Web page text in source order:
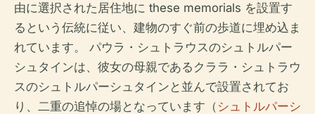
由に選択された居住地に these memorials を設置す
るという伝統に従い、建物のすぐ前の歩道に埋め込ま
れています。 パウラ・シュトラウスのシュトルパー
シュタインは、彼女の母親であるクララ・シュトラウ
スのシュトルパーシュタインと並んで設置されてお
り、二重の追悼の場となっています（ シュトルパーシ